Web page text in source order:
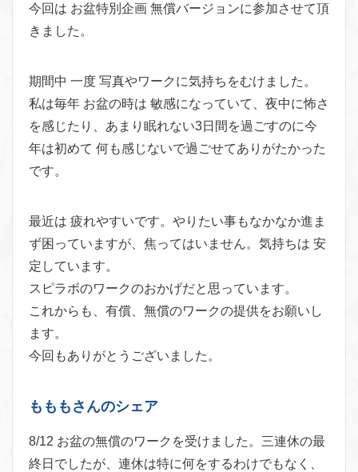
今回は お盆特別企画 無償バージョンに参加させて頂
きました。
期間中 一度 写真やワークに気持ちをむけました。
私は毎年 お盆の時は 敏感になっていて、夜中に怖さ
を感じたり、あまり眠れない3日間を過ごすのに今
年は初めて 何も感じないで過ごせてありがたかった
です。
最近は 疲れやすいです。やりたい事もなかなか進ま
ず困っていますが、焦ってはいません。気持ちは 安
定しています。
スピラボのワークのおかげだと思っています。
これからも、有償、無償のワークの提供をお願いし
ます。
今回もありがとうございました。
もももさんのシェア
8/12 お盆の無償のワークを受けました。三連休の最
終日でしたが、連休は特に何をするわけでもなく、